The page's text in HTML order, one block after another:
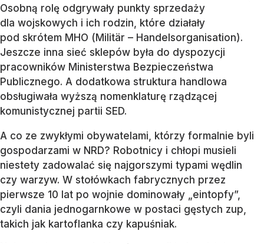
Osobną rolę odgrywały punkty sprzedaży
dla wojskowych i ich rodzin, które działały
pod skrótem MHO (Militär – Handelsorganisation).
Jeszcze inna sieć sklepów była do dyspozycji
pracowników Ministerstwa Bezpieczeństwa
Publicznego. A dodatkowa struktura handlowa
obsługiwała wyższą nomenklaturę rządzącej
komunistycznej partii SED.
A co ze zwykłymi obywatelami, którzy formalnie byli
gospodarzami w NRD? Robotnicy i chłopi musieli
niestety zadowalać się najgorszymi typami wędlin
czy warzyw. W stołówkach fabrycznych przez
pierwsze 10 lat po wojnie dominowały „eintopfy”,
czyli dania jednogarnkowe w postaci gęstych zup,
takich jak kartoflanka czy kapuśniak.